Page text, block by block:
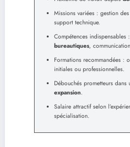
Missions variées : gestion
support technique.
Compétences indispensables :
bureautiques,
Formations recommandées :
initiales ou professionnelles.
Débouchés prometteurs dans
expansion.
Salaire attractif selon
spécialisation.